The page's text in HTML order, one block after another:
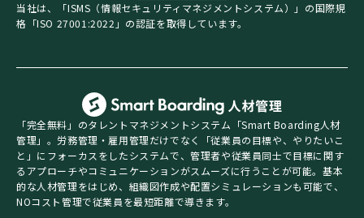
当社は、「ISMS（情報セキュリティマネジメントシステム）」の国際規
格「ISO 27001:2022」の認証を取得しています。
「完全無料」のタレントマネジメントシステム「Smart Boarding人材
管理」。労務管理・雇用管理だけでなく「従業員の目標や、やりたいこ
と」にフォーカスをしたシステムで、管理者や従業員同士で目標に関す
るアプローチやコミュニケーションがスムーズに行うことが可能。基本
的な人材管理をはじめ、組織図作成や配置シミュレーションも可能で、
NOコスト管理で従業員を最短距離で導きます。